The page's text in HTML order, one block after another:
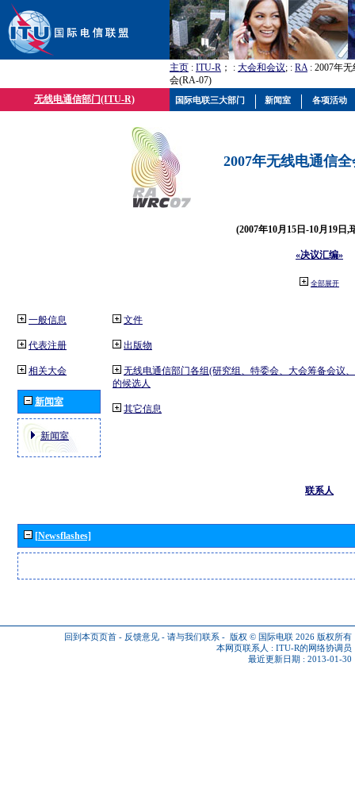
主页 : ITU-R ； : 大会和会议; : RA: 2007年
会(RA-07)
无线电通信部门(ITU-R)
2007年无线电通信
(2007年10月15日-10月19日,
«决议汇编»
全部展开
一般信息
代表注册
相关大会
新闻室
新闻室
文件
出版物
无线电通信部门各组(研究组、特委会、大会筹备会议
的候选人
其它信息
联系人
[Newsflashes]
回到本页页首 - 反馈意见 - 请与我们联系 - 版权 © 国际电联 2026 版权所有
本网页联系人 : ITU-R的网络协调员
最近更新日期 : 2013-01-30
国际电联三大部门 新闻室 各项活动